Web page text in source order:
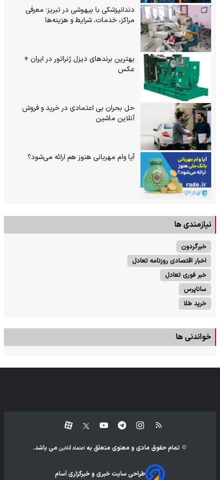
دندانپزشکی با بیهوشی در تبریز؛ معرفی
مراکز، خدمات، شرایط و هزینه‌ها
بهترین برندهای دیزل ژنراتور در ایران +
عکس
حل بحران بی‌ اعتمادی در خرید و فروش
آنلاین ماشین
آیا وام مهربانی هنوز هم ارائه می‌شود؟
نیازمندی ها
خبرگردون
اخبار اقتصادی روزنامه تعادل
خبر فوری تعادل
ساناپرس
خرید طلا
خواندنی ها
تمام حقوق مادی و معنوی متعلق به اعتماد آنلاین می باشد.
طراحی سایت خبری و خبرگزاری آسام